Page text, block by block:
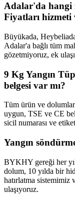
Adalar'da hangi
Fiyatları hizmeti
Büyükada,
Adalar'a bağlı tüm
gözetmiyoruz, ek
9 Kg Yangın
belgesi var mı?
Tüm ürün ve
uygun, TSE ve CE
sicil numarası ve
Yangın
BYKHY gereği her
dolum, 10 yılda bir
hatırlatma sistemimiz
ulaşıyoruz.